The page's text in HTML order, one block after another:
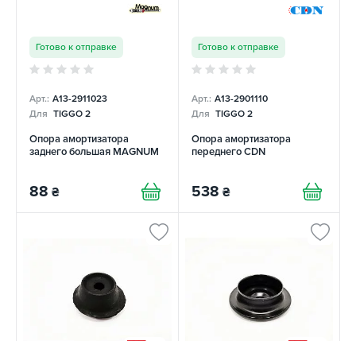
Готово к отправке
Арт.: A13-2911023
Для TIGGO 2
Опора амортизатора
заднего большая MAGNUM
88 ₴
Готово к отправке
Арт.: A13-2901110
Для TIGGO 2
Опора амортизатора
переднего CDN
538 ₴